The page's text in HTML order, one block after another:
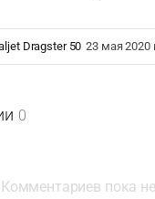
Dragster 50 23 мая 2020
0
Комментариев пока